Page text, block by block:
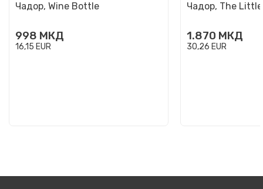
Чадор, Wine Bottle
998 МКД
16,15 EUR
Чадор, The
1.870 МКД
30,26 EUR